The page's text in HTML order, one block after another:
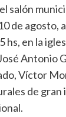
salón
de agosto,
en la
Antonio
Víctor
de